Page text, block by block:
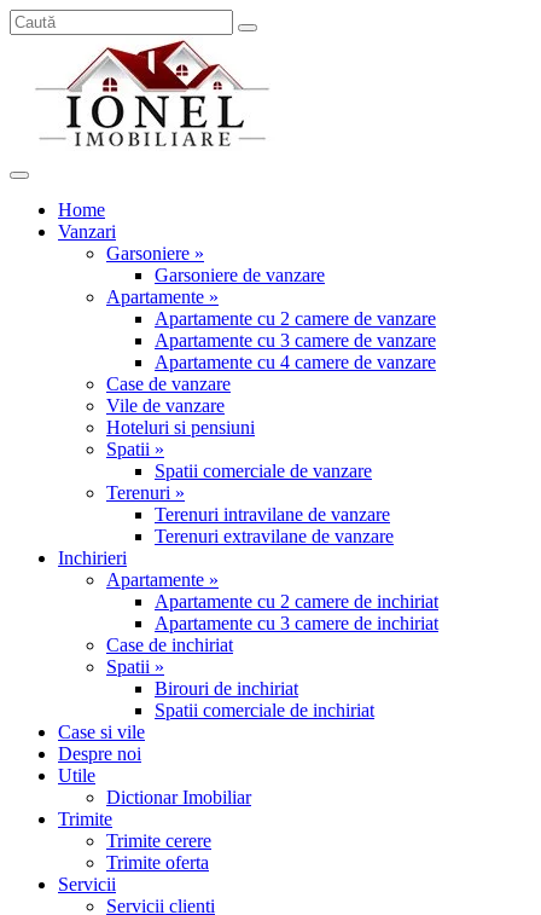
Home
Vanzari
Garsoniere »
Garsoniere de vanzare
Apartamente »
Apartamente cu 2 camere de vanzare
Apartamente cu 3 camere de vanzare
Apartamente cu 4 camere de vanzare
Case de vanzare
Vile de vanzare
Hoteluri si pensiuni
Spatii »
Spatii comerciale de vanzare
Terenuri »
Terenuri intravilane de vanzare
Terenuri extravilane de vanzare
Inchirieri
Apartamente »
Apartamente cu 2 camere de inchiriat
Apartamente cu 3 camere de inchiriat
Case de inchiriat
Spatii »
Birouri de inchiriat
Spatii comerciale de inchiriat
Case si vile
Despre noi
Utile
Dictionar Imobiliar
Trimite
Trimite cerere
Trimite oferta
Servicii
Servicii clienti